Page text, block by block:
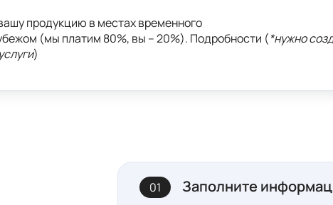
продукцию в местах временного
(мы платим 80%, вы – 20%). Подробности (*нужно
)
01 Заполните